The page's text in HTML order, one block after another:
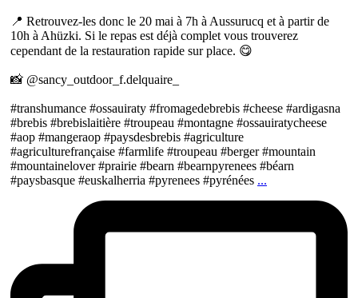
📍 Retrouvez-les donc le 20 mai à 7h à Aussurucq et à partir de
10h à Ahüzki. Si le repas est déjà complet vous trouverez
cependant de la restauration rapide sur place. 😋
📸 @sancy_outdoor_f.delquaire_
#transhumance #ossauiraty #fromagedebrebis #cheese #ardigasna
#brebis #brebislaitière #troupeau #montagne #ossauiratycheese
#aop #mangeraop #paysdesbrebis #agriculture
#agriculturefrançaise #farmlife #troupeau #berger #mountain
#mountainelover #prairie #bearn #bearnpyrenees #béarn
#paysbasque #euskalherria #pyrenees #pyrénées ...